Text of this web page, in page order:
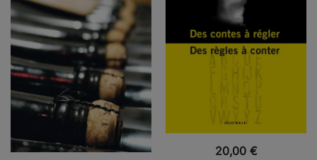
VUE RAPIDE
20,00 €